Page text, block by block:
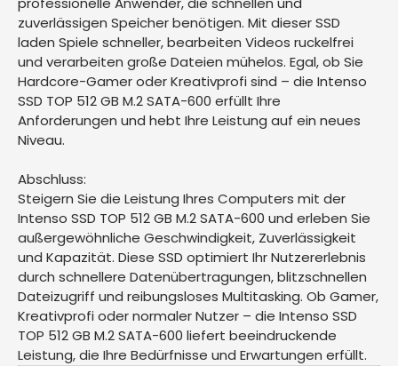
zuverlässigen Speicher benötigen. Mit dieser SSD
laden Spiele schneller, bearbeiten Videos ruckelfrei
und verarbeiten große Dateien mühelos. Egal, ob Sie
Hardcore-Gamer oder Kreativprofi sind – die Intenso
SSD TOP 512 GB M.2 SATA-600 erfüllt Ihre
Anforderungen und hebt Ihre Leistung auf ein neues
Niveau.
Abschluss:
Steigern Sie die Leistung Ihres Computers mit der
Intenso SSD TOP 512 GB M.2 SATA-600 und erleben Sie
außergewöhnliche Geschwindigkeit, Zuverlässigkeit
und Kapazität. Diese SSD optimiert Ihr Nutzererlebnis
durch schnellere Datenübertragungen, blitzschnellen
Dateizugriff und reibungsloses Multitasking. Ob Gamer,
Kreativprofi oder normaler Nutzer – die Intenso SSD
TOP 512 GB M.2 SATA-600 liefert beeindruckende
Leistung, die Ihre Bedürfnisse und Erwartungen erfüllt.